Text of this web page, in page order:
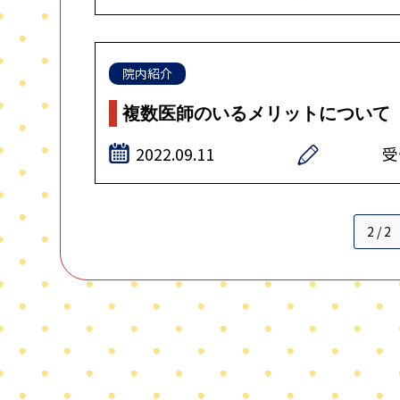
院内紹介
複数医師のいるメリットについて
2022.09.11
2 / 2